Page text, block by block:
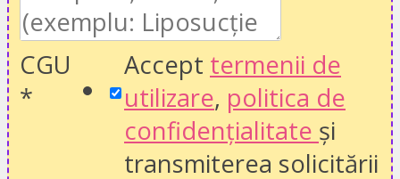
CGU
*
Accept termenii de
utilizare, politica de
confidențialitate și
transmiterea solicitării